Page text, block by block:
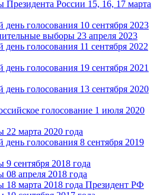
России 15, 16, 17 марта
голосования 10 сентября 2023
выборы 23 апреля 2023
голосования 11 сентября 2022
голосования 19 сентября 2021
голосования 13 сентября 2020
голосование 1 июля 2020
марта 2020 года
голосования 8 сентября 2019
сентября 2018 года
апреля 2018 года
18 марта 2018 года Президент РФ